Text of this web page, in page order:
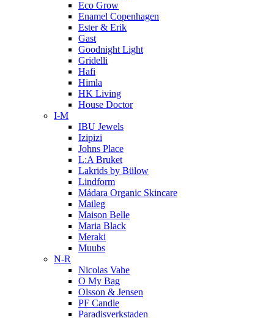
Eco Grow
Enamel Copenhagen
Ester & Erik
Gast
Goodnight Light
Gridelli
Hafi
Himla
HK Living
House Doctor
I-M
IBU Jewels
Izipizi
Johns Place
L:A Bruket
Lakrids by Bülow
Lindform
Mádara Organic Skincare
Maileg
Maison Belle
Maria Black
Meraki
Muubs
N-R
Nicolas Vahe
O My Bag
Olsson & Jensen
PF Candle
Paradisverkstaden